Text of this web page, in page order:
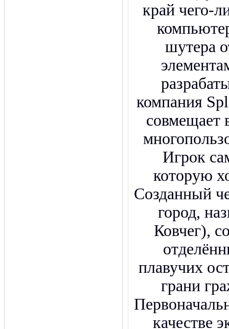
край чего-
шутера
компания
совмещает
Игрок
которую
Созданный
город,
Ковчег),
плавучих
грани
качестве